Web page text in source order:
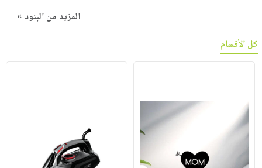
المزيد من البنود »
كل الأقسام